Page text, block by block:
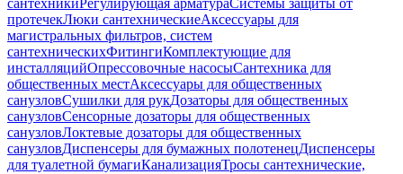
сантехникиРегулирующая арматураСистемы защиты от
протечекЛюки сантехническиеАксессуары для
магистральных фильтров, систем
сантехническихФитингиКомплектующие для
инсталляцийОпрессовочные насосыСантехника для
общественных местАксессуары для общественных
санузловСушилки для рукДозаторы для общественных
санузловСенсорные дозаторы для общественных
санузловЛоктевые дозаторы для общественных
санузловДиспенсеры для бумажных полотенецДиспенсеры
для туалетной бумагиКанализацияТросы сантехнические,